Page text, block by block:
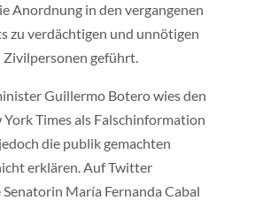
Anordnung in den vergangenen
zu verdächtigen und unnötigen
Zivilpersonen geführt.
Guillermo Botero wies den
Times als Falschinformation
die publik gemachten
erklären. Auf Twitter
María Fernanda Cabal